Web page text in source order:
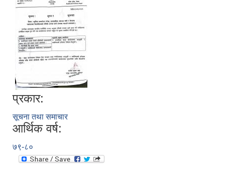
प्रकार:
सूचना तथा समाचार
आर्थिक वर्ष:
७९-८०